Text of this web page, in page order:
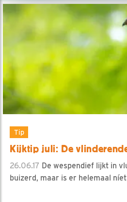
Tip
Kijktip juli: De
26.06.17 De wespendief lijkt in
buizerd, maar is er helemaal